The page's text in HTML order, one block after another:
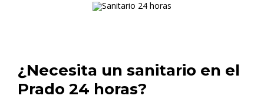
¿Necesita un sanitario en el
Prado 24 horas?